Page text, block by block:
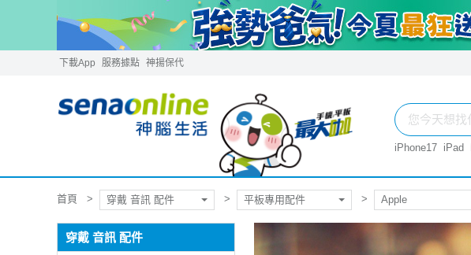
下載App 服務據點 神揚保代
iPhone17 iPad
首頁 穿戴 音訊 配件 平板專用配件 Apple
穿戴 音訊 配件